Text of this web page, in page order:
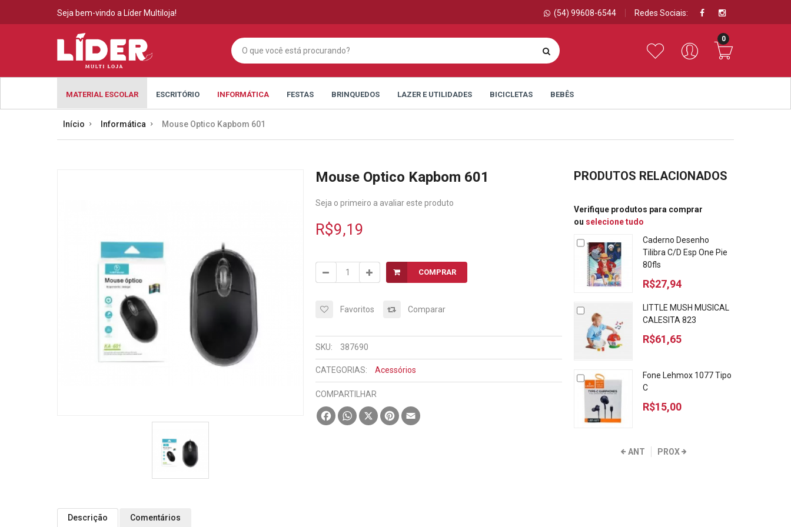
Seja bem-vindo a Líder Multiloja! Redes Sociais:
(54) 99608-6544
0
MATERIAL ESCOLAR ESCRITÓRIO INFORMÁTICA FESTAS BRINQUEDOS LAZER E UTILIDADES BICICLETAS BEBÊS
Início Informática Mouse Optico Kapbom 601
Mouse Optico Kapbom 601
Seja o primeiro a avaliar este produto
R$9,19
COMPRAR
Favoritos Comparar
SKU: 387690
CATEGORIAS: Acessórios
COMPARTILHAR
FacebookWhatsApp
X PinterestEmail
Descrição Comentários
PRODUTOS RELACIONADOS
Verifique produtos para comprar
ou selecione tudo
Caderno Desenho
Tilibra C/D Esp One Pie
80fls
R$27,94
LITTLE MUSH MUSICAL
CALESITA 823
R$61,65
Fone Lehmox 1077 Tipo
C
R$15,00
ANT PROX